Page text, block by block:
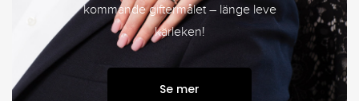
kommande giftermålet – länge leve
kärleken!
Se mer